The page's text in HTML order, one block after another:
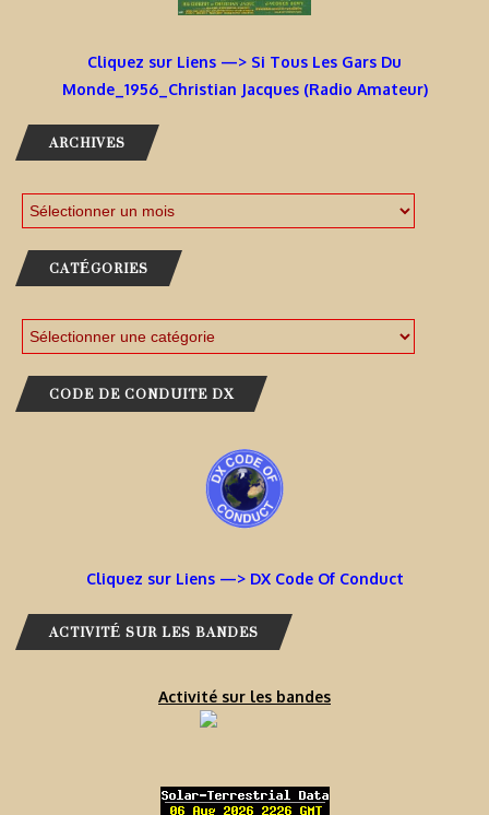
Cliquez sur Liens —> Si Tous Les Gars Du
Monde_1956_Christian Jacques (Radio Amateur)
ARCHIVES
CATÉGORIES
CODE DE CONDUITE DX
Cliquez sur Liens —> DX Code Of Conduct
ACTIVITÉ SUR LES BANDES
Activité sur les bandes